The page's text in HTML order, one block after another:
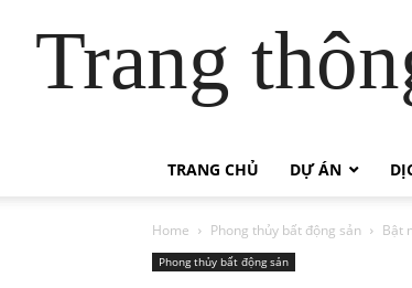
Trang
TRANG CHỦ DỰ ÁN
Home Phong thủy bất động sản Bật
Phong thủy bất động sản